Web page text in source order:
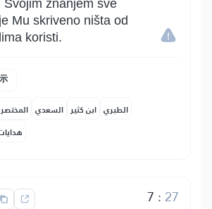
Svojim znanjem sve
Mu skriveno ništa od
koristi.
المختصر السعدي ابن كثير الطبري
7 : 27